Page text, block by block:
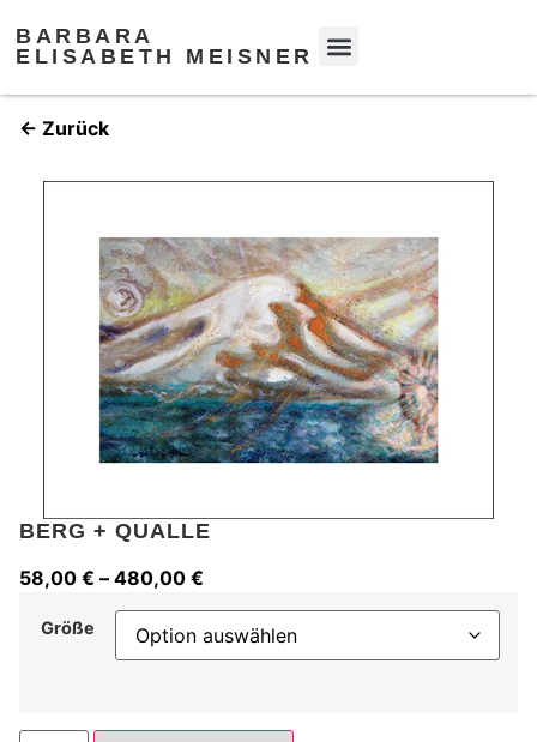
BARBARA
ELISABETH MEISNER
← Zurück
BERG + QUALLE
58,00 € – 480,00 €
Größe